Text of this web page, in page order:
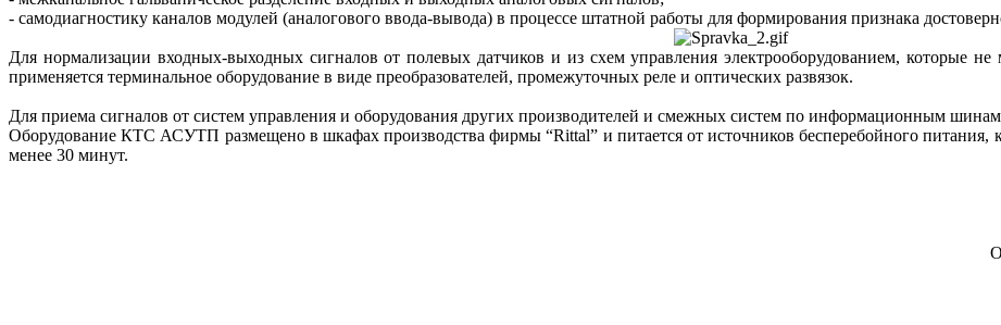
- самодиагностику каналов модулей (аналогового ввода-вывода) в процессе штатной работы для формирования признака
Для нормализации входных-выходных сигналов от полевых датчиков и из схем управления электрооборудованием, которые
применяется терминальное оборудование в виде преобразователей, промежуточных реле и оптических развязок.
Для приема сигналов от систем управления и оборудования других производителей и смежных систем по информационным
Оборудование КТС АСУТП размещено в шкафах производства фирмы “Rittal” и питается от источников бесперебойного питания,
менее 30 минут.